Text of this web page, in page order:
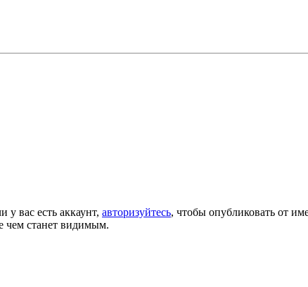
у вас есть аккаунт, авторизуйтесь, чтобы опубликовать от
чем станет видимым.